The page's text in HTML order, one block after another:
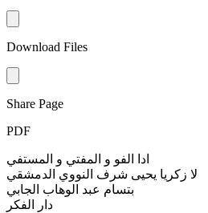
Download Files
Share Page
PDF
ادا الفو و المفتي و المستفي
لا زكريا يحيى شرف النووي الدمشقي
بتسام عبد الوهاب الجابي
دار الفكر